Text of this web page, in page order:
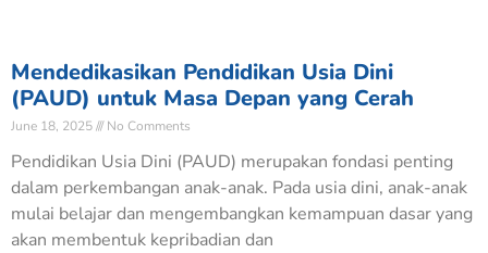
Mendedikasikan Pendidikan Usia Dini
(PAUD) untuk Masa Depan yang Cerah
June 18, 2025 No Comments
Pendidikan Usia Dini (PAUD) merupakan fondasi penting
dalam perkembangan anak-anak. Pada usia dini, anak-anak
mulai belajar dan mengembangkan kemampuan dasar yang
akan membentuk kepribadian dan